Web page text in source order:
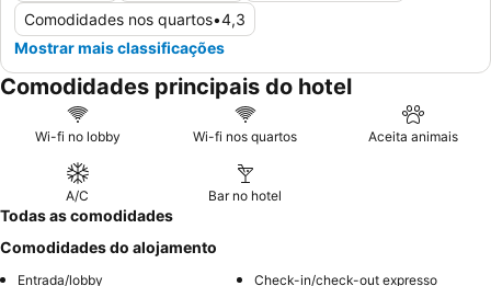
Comodidades nos quartos•4,3
Mostrar mais classificações
Comodidades principais do hotel
Wi-fi no lobby Wi-fi nos quartos Aceita animais
A/C Bar no hotel
Todas as comodidades
Comodidades do alojamento
Entrada/lobby Check-in/check-out expresso